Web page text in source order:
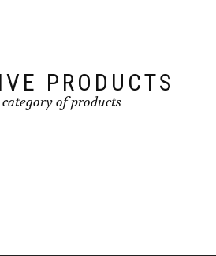
PRODUCTS
category of products